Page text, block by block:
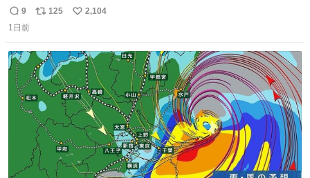
「令和」に再現した22歳🍓 身につけてるものは全て90年代
後半のお洋服❤︎
返
信
9
リ
ト
数
125
い
数
2,104
1日前